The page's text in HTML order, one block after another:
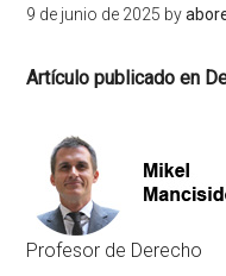
9 de junio de 2025 by
Artículo publicado en
Profesor de Derecho